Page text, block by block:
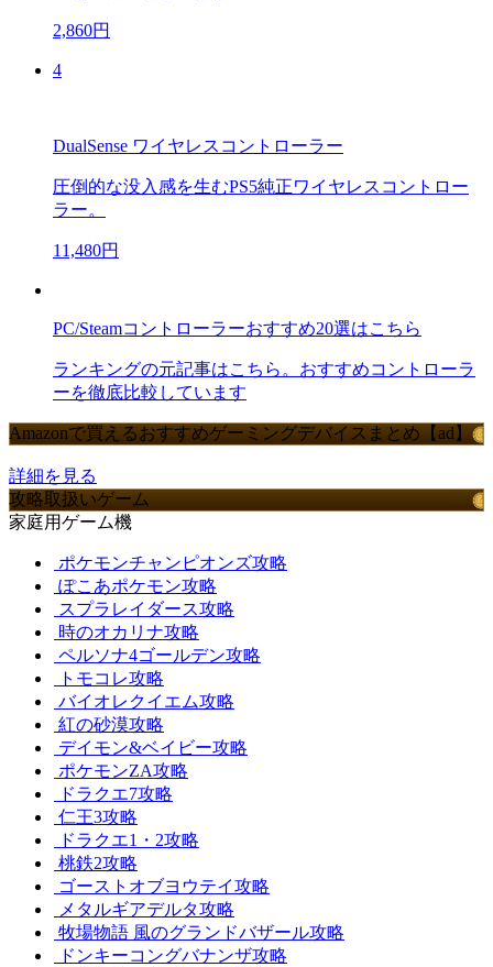
2,860円
4
DualSense ワイヤレスコントローラー
圧倒的な没入感を生むPS5純正ワイヤレスコントロー
ラー。
11,480円
PC/Steamコントローラーおすすめ20選はこちら
ランキングの元記事はこちら。おすすめコントローラ
ーを徹底比較しています
Amazonで買えるおすすめゲーミングデバイスまとめ【ad】
詳細を見る
攻略取扱いゲーム
家庭用ゲーム機
ポケモンチャンピオンズ攻略
ぽこあポケモン攻略
スプラレイダース攻略
時のオカリナ攻略
ペルソナ4ゴールデン攻略
トモコレ攻略
バイオレクイエム攻略
紅の砂漠攻略
デイモン&ベイビー攻略
ポケモンZA攻略
ドラクエ7攻略
仁王3攻略
ドラクエ1・2攻略
桃鉄2攻略
ゴーストオブヨウテイ攻略
メタルギアデルタ攻略
牧場物語 風のグランドバザール攻略
ドンキーコングバナンザ攻略